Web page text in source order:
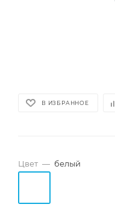
В ИЗБРАННОЕ
Цвет — белый